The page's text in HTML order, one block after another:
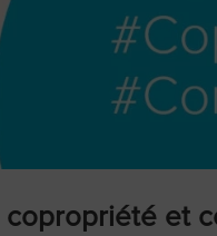
et